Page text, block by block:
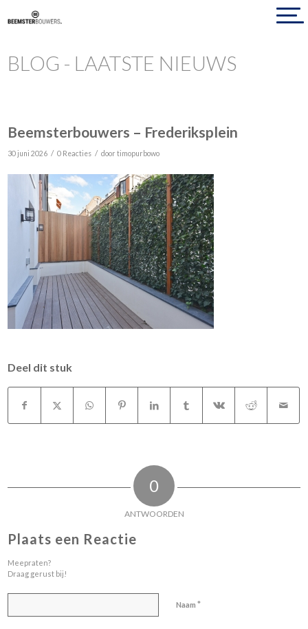
BLOG - LAATSTE NIEUWS
Beemsterbouwers – Frederiksplein
30 juni 2026 / 0 Reacties / doortimopurbowo
Deel dit stuk
0
ANTWOORDEN
Plaats een Reactie
Meepraten?
Draag gerust bij!
Naam*